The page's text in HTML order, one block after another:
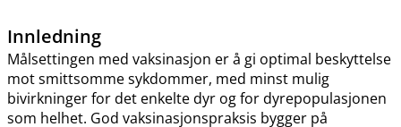
Innledning
Målsettingen med vaksinasjon er å gi optimal beskyttelse
mot smittsomme sykdommer, med minst mulig
bivirkninger for det enkelte dyr og for dyrepopulasjonen
som helhet. God vaksinasjonspraksis bygger på